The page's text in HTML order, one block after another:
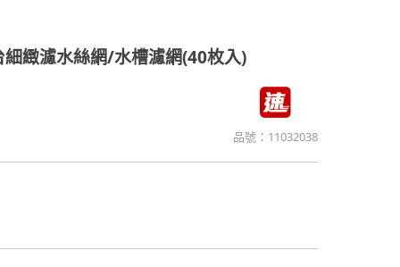
細緻濾水絲網/水槽濾網(40枚入)
品號： 11032038